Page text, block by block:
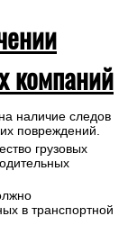
компаний
наличие следов
повреждений.
грузовых
в транспортной